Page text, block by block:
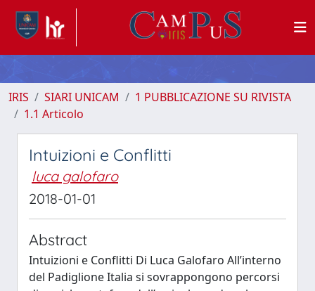
IRIS SIARI UNICAM
1 PUBBLICAZIONE SU RIVISTA
1.1 Articolo
Intuizioni e Conflitti
luca galofaro
2018-01-01
Abstract
Intuizioni e Conflitti Di Luca Galofaro All’interno
del Padiglione Italia si sovrappongono percorsi